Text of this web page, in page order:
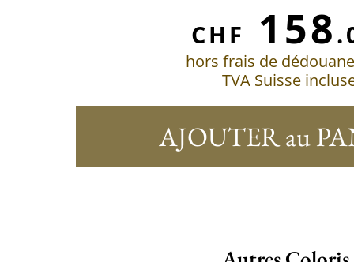
CHF 158
hors frais de
TVA Suisse
AJOUTER au